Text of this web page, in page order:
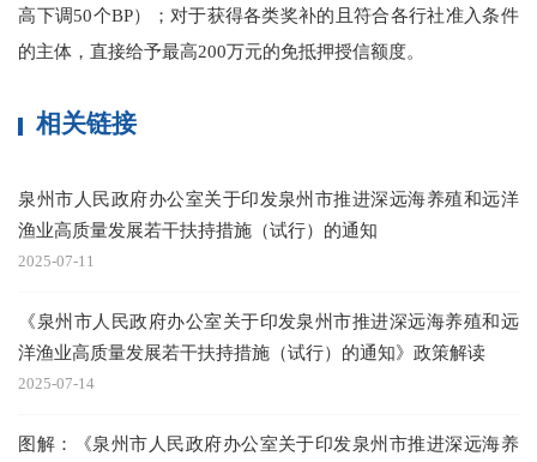
高下调50个BP）；对于获得各类奖补的且符合各行社准入条件
的主体，直接给予最高200万元的免抵押授信额度。
相关链接
泉州市人民政府办公室关于印发泉州市推进深远海养殖和远洋
渔业高质量发展若干扶持措施（试行）的通知
2025-07-11
《泉州市人民政府办公室关于印发泉州市推进深远海养殖和远
洋渔业高质量发展若干扶持措施（试行）的通知》政策解读
2025-07-14
图解：《泉州市人民政府办公室关于印发泉州市推进深远海养